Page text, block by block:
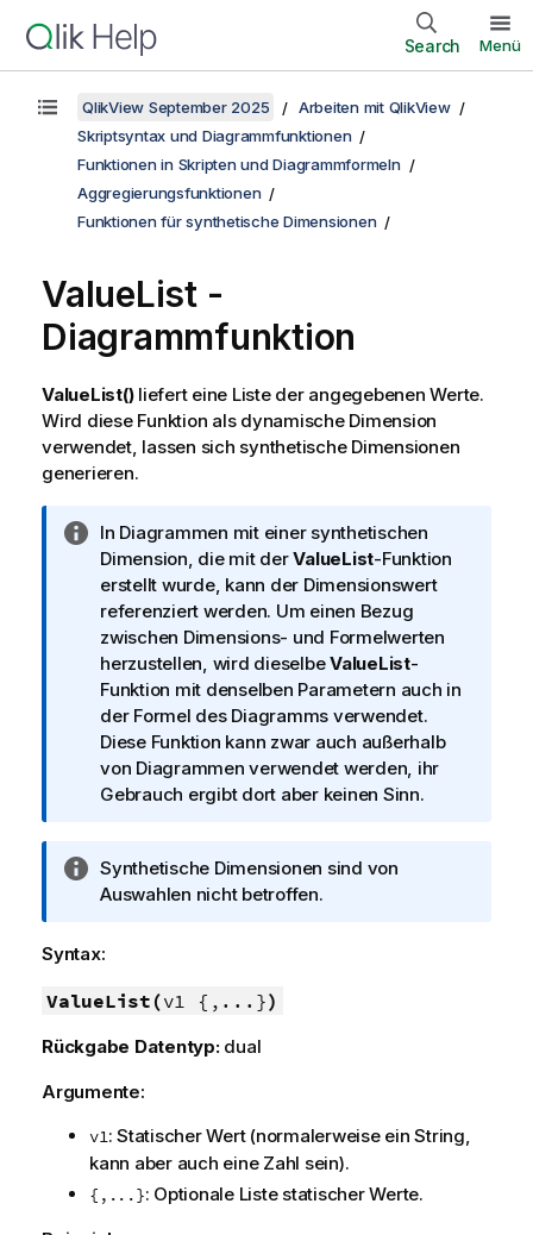
Search Menü
QlikView September 2025
Arbeiten mit QlikView
Skriptsyntax und Diagrammfunktionen
Funktionen in Skripten und Diagrammformeln
Aggregierungsfunktionen
Funktionen für synthetische Dimensionen
ValueList-
Diagrammfunktion
ValueList()liefert eine Liste der angegebenen Werte.
Wird diese Funktion als dynamische Dimension
verwendet, lassen sich synthetische Dimensionen
generieren.
I
n
f
o
r
m
a
t
i
o
n
i
n
e
s
In Diagrammen mit einer synthetischen
Dimension, die mit derValueList-Funktion
erstellt wurde, kann der Dimensionswert
referenziert werden. Um einen Bezug
zwischen Dimensions- und Formelwerten
herzustellen, wird dieselbeValueList-
Funktion mit denselben Parametern auch in
der Formel des Diagramms verwendet.
Diese Funktion kann zwar auch außerhalb
von Diagrammen verwendet werden, ihr
Gebrauch ergibt dort aber keinen Sinn.
I
n
o
m
t
o
n
s
i
Synthetische Dimensionen sind von
Auswahlen nicht betroffen.
Syntax:
ValueList(v1 {,...})
Rückgabe Datentyp: dual
Argumente:
v1: Statischer Wert (normalerweise ein String,
kann aber auch eine Zahl sein).
{,...}: Optionale Liste statischer Werte.